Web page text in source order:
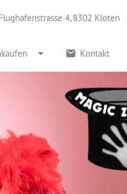
4, 8302 Kloten
Kontakt